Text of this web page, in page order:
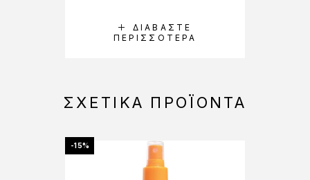
ΔΙΑΒΆΣΤΕ
ΠΕΡΙΣΣΌΤΕΡΑ
ΣΧΕΤΙΚΆ ΠΡΟΪΌΝΤΑ
-15%